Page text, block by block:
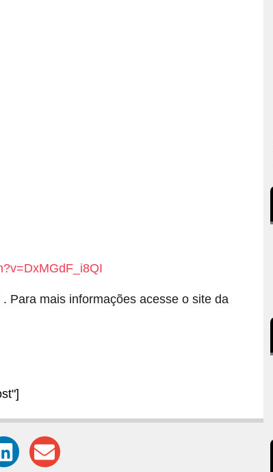
Para mais informações acesse o site da